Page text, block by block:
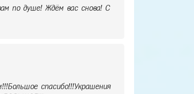
по душе! Ждём вас снова! С
спасибо!!!Украшения